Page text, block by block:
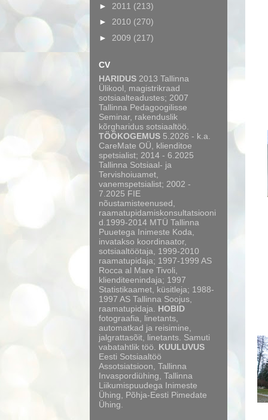
► 2011 (213)
► 2010 (270)
► 2009 (217)
CV
HARIDUS 2013 Tallinna
Ülikool, magistrikraad
sotsiaalteadustes; 2007
Tallinna Pedagoogilisse
Seminar, rakenduslik
kõrgharidus sotsiaaltöö.
TÖÖKOGEMUS 5.2026 - k.a.
CareMate OÜ, klienditoe
spetsialist; 2014 - 6.2025
Tallinna Sotsiaal- ja
Tervishoiuamet,
vanemspetsialist; 2002 -
7.2025 FIE
nõustamisteenused,
raamatupidamiskonsultatsiooni
d.1999-2014 MTÜ Tallinna
Puuetega Inimeste Koda,
invatakso koordinaator,
sotsiaaltöötaja, 1999-2010
raamatupidaja; 1997-1999 AS
Rocca al Mare Tivoli,
klienditeenindaja; 1997
Statistikaamet, küsitleja; 1988-
1997 AS Tallinna Soojus,
raamatupidaja. HOBID
fotograafia, linetants,
automatkad ja reisimine,
jalgrattasõit, linetants. Samuti
vabatahtlik töö. KUULUVUS
Eesti Sotsiaaltöö
Assotsiatsioon, Tallinna
Invaspordiühing, Tallinna
Liikumispuudega Inimeste
Ühing, Põhja-Eesti Pimedate
Ühing.